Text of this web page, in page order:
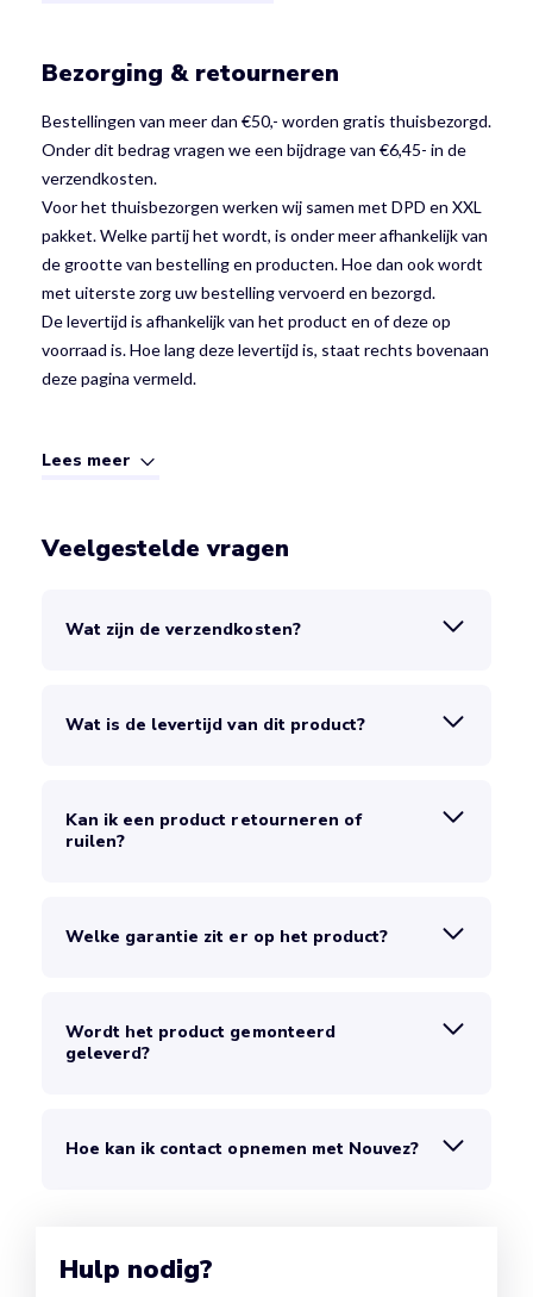
Bezorging & retourneren
Bestellingen van meer dan €50,- worden gratis thuisbezorgd.
Onder dit bedrag vragen we een bijdrage van €6,45- in de
verzendkosten.
Voor het thuisbezorgen werken wij samen met DPD en XXL
pakket. Welke partij het wordt, is onder meer afhankelijk van
de grootte van bestelling en producten. Hoe dan ook wordt
met uiterste zorg uw bestelling vervoerd en bezorgd.
De levertijd is afhankelijk van het product en of deze op
voorraad is. Hoe lang deze levertijd is, staat rechts bovenaan
deze pagina vermeld.
Lees meer
Veelgestelde vragen
Wat zijn de verzendkosten?
Wat is de levertijd van dit product?
Kan ik een product retourneren of
ruilen?
Welke garantie zit er op het product?
Wordt het product gemonteerd
geleverd?
Hoe kan ik contact opnemen met Nouvez?
Hulp nodig?